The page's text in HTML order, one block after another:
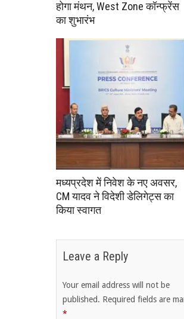
होगा मंथन, West Zone कॉन्फ्रेंस
का शुभारंभ
मध्यप्रदेश में निवेश के नए अवसर,
CM यादव ने विदेशी डेलिगेट्स का
किया स्वागत
Leave a Reply
Your email address will not be
published. Required fields are
*